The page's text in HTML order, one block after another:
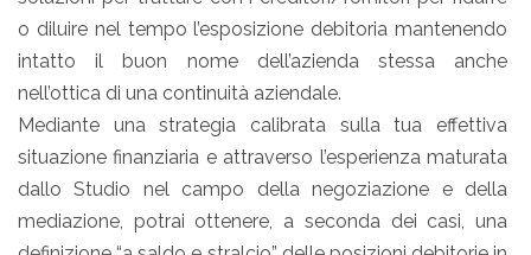
o diluire nel tempo l’esposizione debitoria mantenendo
intatto il buon nome dell’azienda stessa anche
nell’ottica di una continuità aziendale.
Mediante una strategia calibrata sulla tua effettiva
situazione finanziaria e attraverso l’esperienza maturata
dallo Studio nel campo della negoziazione e della
mediazione, potrai ottenere, a seconda dei casi, una